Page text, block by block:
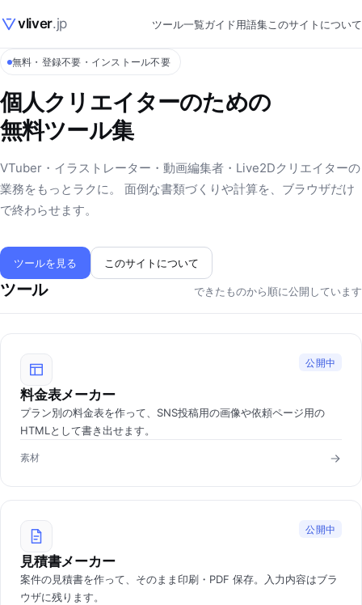
vliver.jp ツール一覧ガイド用語集このサイトについて
無料・登録不要・インストール不要
個人クリエイターのための
無料ツール集
VTuber・イラストレーター・動画編集者・Live2Dクリエイターの
業務をもっとラクに。 面倒な書類づくりや計算を、ブラウザだけ
で終わらせます。
ツールを見る このサイトについて
ツール できたものから順に公開しています
公開中
料金表メーカー
プラン別の料金表を作って、SNS投稿用の画像や依頼ページ用の
HTMLとして書き出せます。
素材
公開中
見積書メーカー
案件の見積書を作って、そのまま印刷・PDF 保存。入力内容はブラ
ウザに残ります。